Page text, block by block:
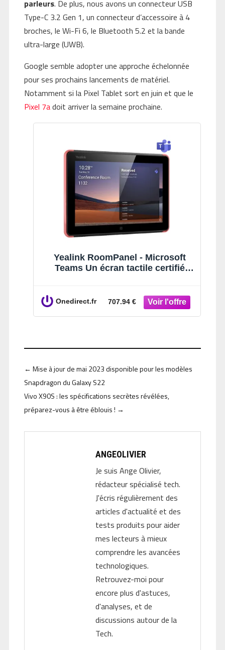
parleurs. De plus, nous avons un connecteur USB
Type-C 3.2 Gen 1, un connecteur d’accessoire à 4
broches, le Wi-Fi 6, le Bluetooth 5.2 et la bande
ultra-large (UWB).
Google semble adopter une approche échelonnée
pour ses prochains lancements de matériel.
Notamment si la Pixel Tablet sort en juin et que le
Pixel 7adoit arriver la semaine prochaine.
Yealink RoomPanel - Microsoft
Teams Un écran tactile certifié
réunion.
Onedirect.fr 707.94 €
← Mise à jour de mai 2023 disponible pour les modèles
Snapdragon du Galaxy S22
Vivo X90S : les spécifications secrètes révélées,
préparez-vous à être éblouis ! →
ANGEOLIVIER
Je suis Ange Olivier,
rédacteur spécialisé tech.
J'écris régulièrement des
articles d'actualité et des
tests produits pour aider
mes lecteurs à mieux
comprendre les avancées
technologiques.
Retrouvez-moi pour
encore plus d'astuces,
d'analyses, et de
discussions autour de la
Tech.